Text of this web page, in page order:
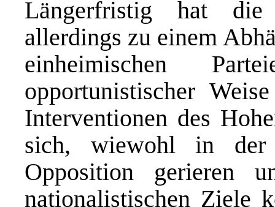
Längerfristig hat die
allerdings zu einem
einheimischen
opportunistischer
Interventionen des
sich, wiewohl in der
Opposition gerieren
nationalistischen Ziele